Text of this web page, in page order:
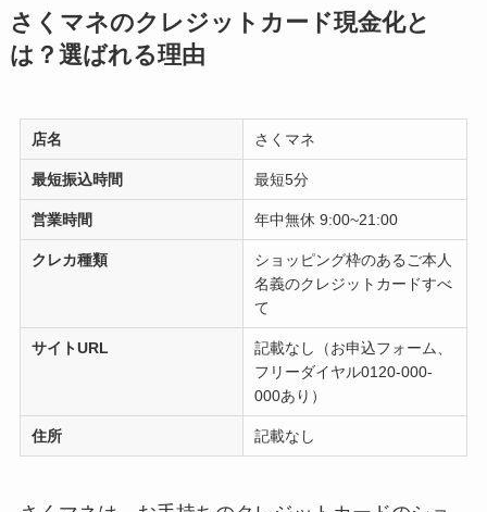
さくマネのクレジットカード現金化と
は？選ばれる理由
店名 さくマネ
最短振込時間 最短5分
営業時間 年中無休 9:00~21:00
クレカ種類
ショッピング枠のあるご本人
名義のクレジットカードすべ
て
サイトURL
記載なし（お申込フォーム、
フリーダイヤル0120-000-
000あり）
住所 記載なし